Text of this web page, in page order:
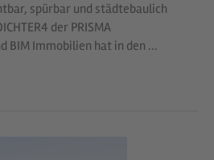
spürbar und städtebaulich
der PRISMA
BIM Immobilien hat in den ...